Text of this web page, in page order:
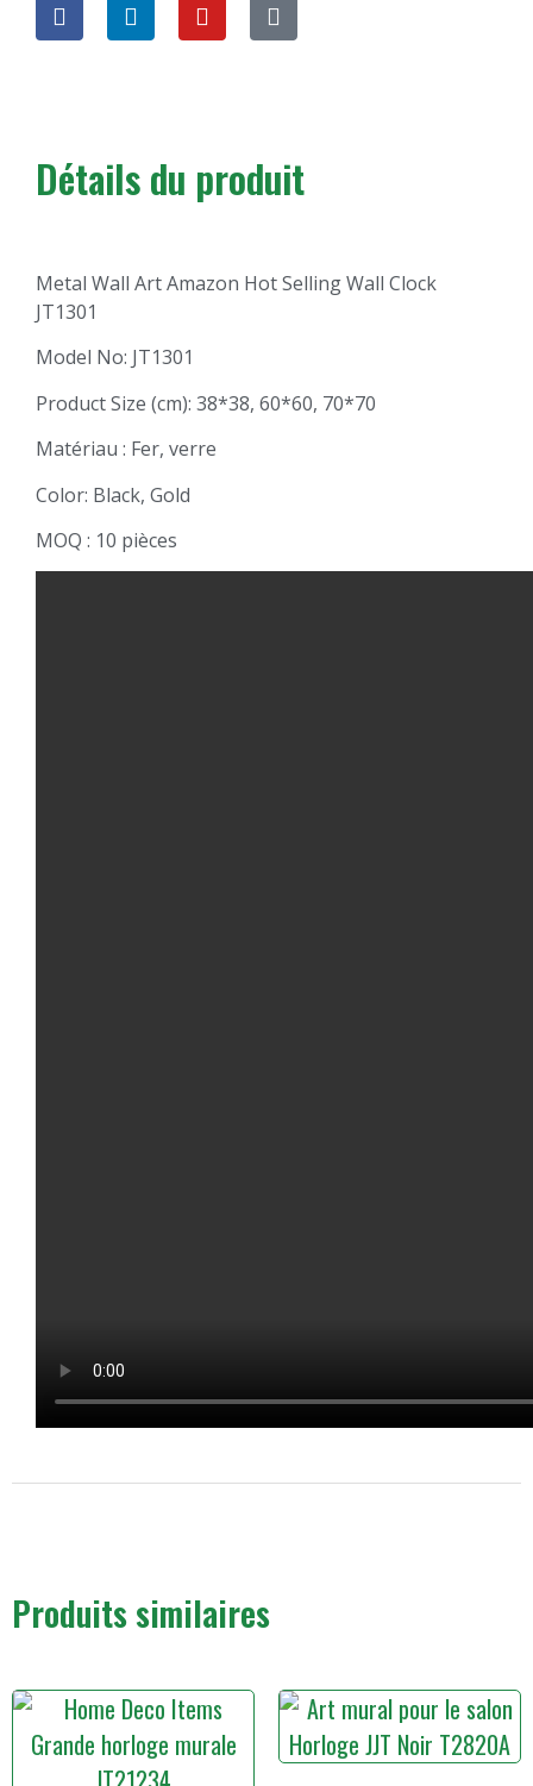
Détails du produit
Metal Wall Art Amazon Hot Selling Wall Clock
JT1301
Model No: JT1301
Product Size (cm): 38*38, 60*60, 70*70
Matériau : Fer, verre
Color: Black, Gold
MOQ : 10 pièces
Produits similaires